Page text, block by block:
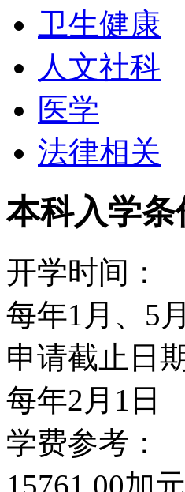
现在的约克
别是：The
Nadal
校区，占地
Glendon
的文科学院
Nadal
心，主要设
名学生，其
卫生健康
人文社科
医学
法律相关
本科入学条
开学时间：
每年1月、5
申请截止日
每年2月1日
学费参考：
15761.00加元